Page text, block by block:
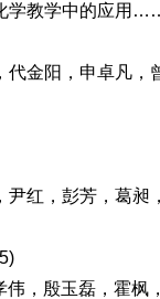
学教学中的应用
代金阳，申卓凡，
尹红，彭芳，葛昶
伟，殷玉磊，霍枫